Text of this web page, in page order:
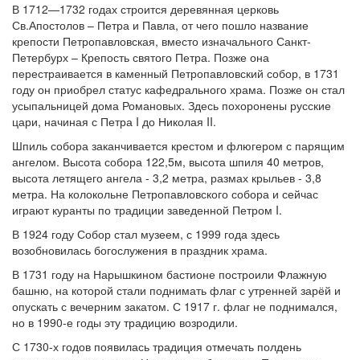
В 1712—1732 годах строится деревянная церковь
Св.Апостолов – Петра и Павла, от чего пошло название
крепости Петропавловская, вместо изначального Санкт-
Петербурх – Крепость святого Петра. Позже она
перестраивается в каменный Петропавловский собор, в 1731
году он приобрел статус кафедрального храма. Позже он стал
усыпальницей дома Романовых. Здесь похоронены русские
цари, начиная с Петра I до Николая II.
Шпиль собора заканчивается крестом и флюгером с парящим
ангелом. Высота собора 122,5м, высота шпиля 40 метров,
высота летящего ангела - 3,2 метра, размах крыльев - 3,8
метра. На колокольне Петропавловского собора и сейчас
играют куранты по традиции заведенной Петром I.
В 1924 году Собор стал музеем, с 1999 года здесь
возобновилась богослужения в праздник храма.
В 1731 году на Нарышкином бастионе построили Флажную
башню, на которой стали поднимать флаг с утренней зарёй и
опускать с вечерним закатом. С 1917 г. флаг не поднимался,
но в 1990-е годы эту традицию возродили.
С 1730-х годов появилась традиция отмечать полдень